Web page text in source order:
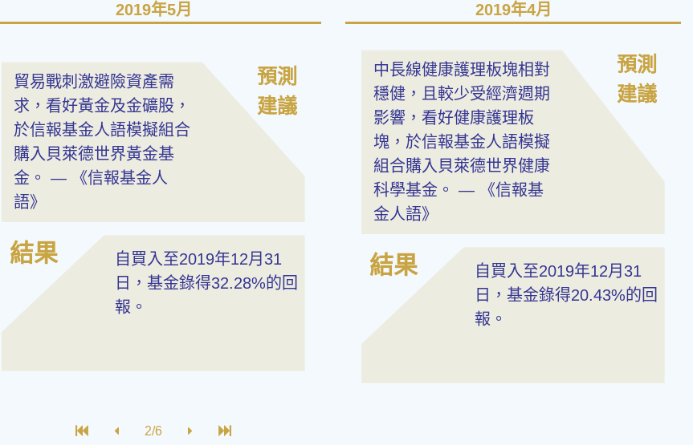
2019年5月
貿易戰刺激避險資產需
求，看好黃金及金礦股，
於信報基金人語模擬組合
購入貝萊德世界黃金基
金。 — 《信報基金人
語》
預測
建議
結果
自買入至2019年12月31
日，基金錄得32.28%的回
報。
2019年4月
中長線健康護理板塊相對
穩健，且較少受經濟週期
影響，看好健康護理板
塊，於信報基金人語模擬
組合購入貝萊德世界健康
科學基金。 — 《信報基
金人語》
預測
建議
結果
自買入至2019年12月31
日，基金錄得20.43%的回
報。
2/6